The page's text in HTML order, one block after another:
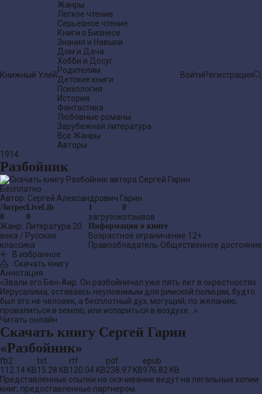
Книжный Улей
Жанры
Легкое чтение
Серьезное чтение
Книги о Бизнесе
Знания и Навыки
Дом и Дача
Хобби и Досуг
Родителям
Детские книги
Психология
История
Фантастика
Любовные романы
Зарубежная литература
Все Жанры
Авторы
ВойтиРегистрация
Разбойник
Бесплатно
1914
Автор: Сергей Александрович Гарин
Литрес
0
LiveLib
0
Жанр: Литература 20
века / Русская
классика
В избранное
Скачать книгу
1
загрузок
0
отзывов
Информация о книге
Возрастное ограничение 12+
Правообладатель Общественное достояние
Аннотация
«Звали его Бен-Аир. Он разбойничал уже пять лет в окрестностях
Иерусалима, оставаясь неуловимым для римской полиции, будто
был это не человек, а бесплотный дух, могущий, по желанию,
провалиться в землю, или испариться в воздухе…»
Читать онлайн
Скачать книгу Сергей Гарин
«Разбойник»
fb2
112.14 KB
txt
15.28 KB
rtf
120.04 KB
pdf
238.97 KB
epub
976.82 KB
Представленные ссылки на скачивание ведут на легальные копии
книг, предоставленные партнером.